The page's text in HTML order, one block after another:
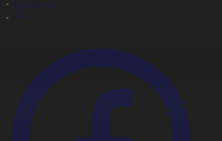
Видеоархив